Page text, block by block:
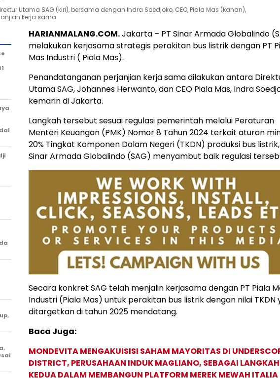
Utama SAG (kiri), bersama dengan Indra Soedjoko, CEO, Piala Mas (kanan),
kerja sama
HARIANMALANG.COM.Jakarta – PT Sinar Armada Globalindo
melakukan kerjasama strategis perakitan bus listrik dengan PT
Mas Industri ( Piala Mas).
Penandatanganan perjanjian kerja sama dilakukan antara
Utama SAG, Johannes Herwanto, dan CEO Piala Mas, Indra
kemarin di Jakarta.
Langkah tersebut sesuai regulasi pemerintah melalui Peraturan
Menteri Keuangan (PMK) Nomor 8 Tahun 2024 terkait aturan
20% Tingkat Komponen Dalam Negeri (TKDN) produksi bus listrik,
Sinar Armada Globalindo (SAG) menyambut baik regulasi
Secara konkret SAG telah menjalin kerjasama dengan PT Piala
Industri (Piala Mas) untuk perakitan bus listrik dengan nilai TKDN
ditargetkan di tahun 2025 mendatang.
Baca Juga:
MONDEVITA MENGAKUISISI SAHAM MAYORITAS DI
DISTRICT, PERUSAHAAN INDUK MAGLIANO, SEBAGAI LANGKAH
KEDUA DALAM MEMBANGUN PLATFORM MEREK MEWAH ITALIA